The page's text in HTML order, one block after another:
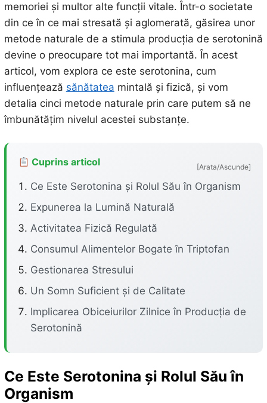
memoriei și multor alte funcții vitale. Într-o societate
din ce în ce mai stresată și aglomerată, găsirea unor
metode naturale de a stimula producția de serotonină
devine o preocupare tot mai importantă. În acest
articol, vom explora ce este serotonina, cum
influențează sănătatea mintală și fizică, și vom
detalia cinci metode naturale prin care putem să ne
îmbunătățim nivelul acestei substanțe.
Cuprins articol [Arata/Ascunde]
Ce Este Serotonina și Rolul Său în Organism
Expunerea la Lumină Naturală
Activitatea Fizică Regulată
Consumul Alimentelor Bogate în Triptofan
Gestionarea Stresului
Un Somn Suficient și de Calitate
Implicarea Obiceiurilor Zilnice în Producția de
Serotonină
Ce Este Serotonina și Rolul Său în
Organism